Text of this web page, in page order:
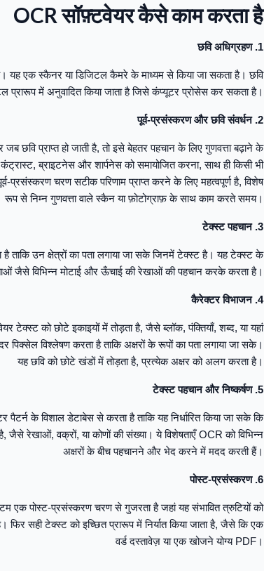
OCR सॉफ़्टवेयर कैसे काम करता है
1. छवि अधिग्रहण
यह एक स्कैनर या डिजिटल कैमरे के माध्यम से किया जा सकता है। छवि
प्रारूप में अनुवादित किया जाता है जिसे कंप्यूटर प्रोसेस कर सकता है।
2. पूर्व-प्रसंस्करण और छवि संवर्धन
छवि प्राप्त हो जाती है, तो इसे बेहतर पहचान के लिए गुणवत्ता बढ़ाने के
ब्राइटनेस और शार्पनेस को समायोजित करना, साथ ही किसी भी
प्रसंस्करण चरण सटीक परिणाम प्राप्त करने के लिए महत्वपूर्ण है, विशेष
रूप से निम्न गुणवत्ता वाले स्कैन या फ़ोटोग्राफ़ के साथ काम करते समय।
3. टेक्स्ट पहचान
ताकि उन क्षेत्रों का पता लगाया जा सके जिनमें टेक्स्ट है। यह टेक्स्ट के
जैसे विभिन्न मोटाई और ऊँचाई की रेखाओं की पहचान करके करता है।
4. कैरेक्टर विभाजन
टेक्स्ट को छोटे इकाइयों में तोड़ता है, जैसे ब्लॉक, पंक्तियाँ, शब्द, या यहां
विश्लेषण करता है ताकि अक्षरों के रूपों का पता लगाया जा सके।
यह छवि को छोटे खंडों में तोड़ता है, प्रत्येक अक्षर को अलग करता है।
5. टेक्स्ट पहचान और निष्कर्षण
के विशाल डेटाबेस से करता है ताकि यह निर्धारित किया जा सके कि
जैसे रेखाओं, वक्रों, या कोणों की संख्या। ये विशेषताएँ OCR को विभिन्न
अक्षरों के बीच पहचानने और भेद करने में मदद करती हैं।
6. पोस्ट-प्रसंस्करण
एक पोस्ट-प्रसंस्करण चरण से गुजरता है जहां यह संभावित त्रुटियों को
सही टेक्स्ट को इच्छित प्रारूप में निर्यात किया जाता है, जैसे कि एक
वर्ड दस्तावेज़ या एक खोजने योग्य PDF।